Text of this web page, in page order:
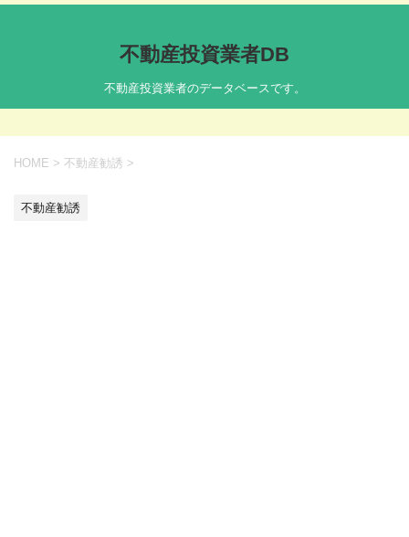
不動産投資業者DB
不動産投資業者のデータベースです。
HOME > 不動産勧誘 >
不動産勧誘